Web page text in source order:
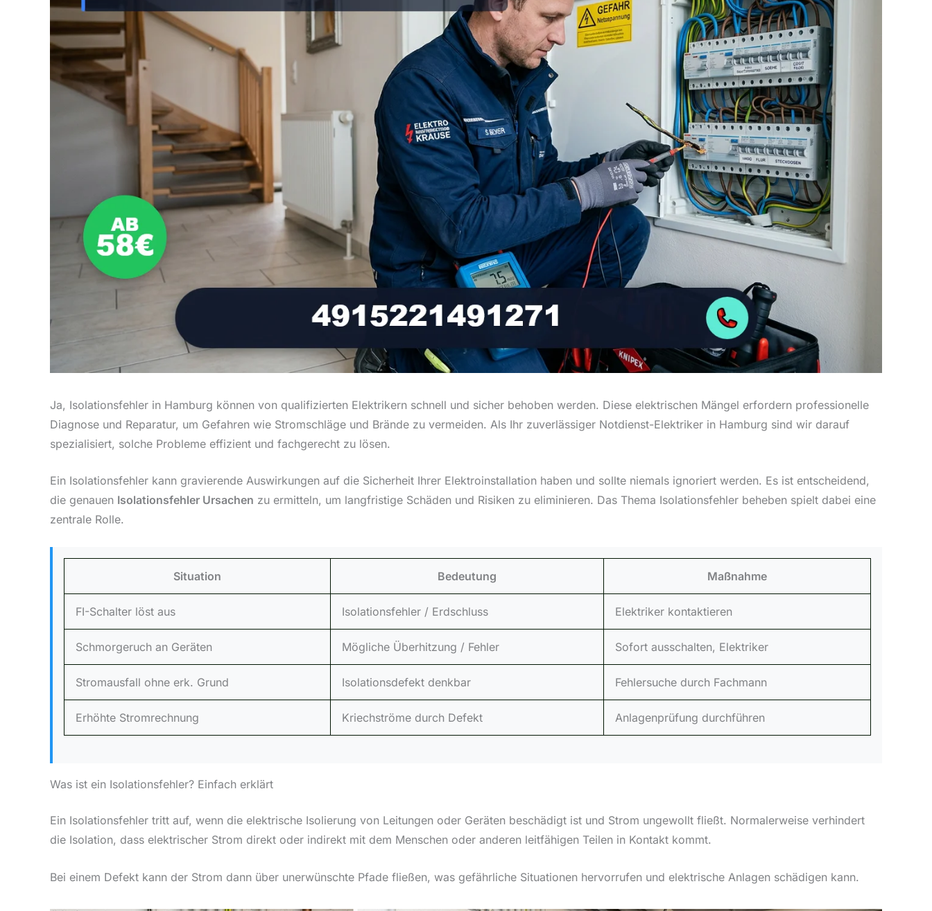
Ja, Isolationsfehler in Hamburg können von qualifizierten Elektrikern schnell und sicher behoben werden. Diese elektrischen Mängel erfordern professionelle
Diagnose und Reparatur, um Gefahren wie Stromschläge und Brände zu vermeiden. Als Ihr zuverlässiger Notdienst-Elektriker in Hamburg sind wir darauf
spezialisiert, solche Probleme effizient und fachgerecht zu lösen.
Ein Isolationsfehler kann gravierende Auswirkungen auf die Sicherheit Ihrer Elektroinstallation haben und sollte niemals ignoriert werden. Es ist entscheidend,
die genauen Isolationsfehler Ursachen zu ermitteln, um langfristige Schäden und Risiken zu eliminieren. Das Thema Isolationsfehler beheben spielt dabei eine
zentrale Rolle.
Situation Bedeutung Maßnahme
FI-Schalter löst aus Isolationsfehler / Erdschluss Elektriker kontaktieren
Schmorgeruch an Geräten Mögliche Überhitzung / Fehler Sofort ausschalten, Elektriker
Stromausfall ohne erk. Grund Isolationsdefekt denkbar Fehlersuche durch Fachmann
Erhöhte Stromrechnung Kriechströme durch Defekt Anlagenprüfung durchführen
Was ist ein Isolationsfehler? Einfach erklärt
Ein Isolationsfehler tritt auf, wenn die elektrische Isolierung von Leitungen oder Geräten beschädigt ist und Strom ungewollt fließt. Normalerweise verhindert
die Isolation, dass elektrischer Strom direkt oder indirekt mit dem Menschen oder anderen leitfähigen Teilen in Kontakt kommt.
Bei einem Defekt kann der Strom dann über unerwünschte Pfade fließen, was gefährliche Situationen hervorrufen und elektrische Anlagen schädigen kann.